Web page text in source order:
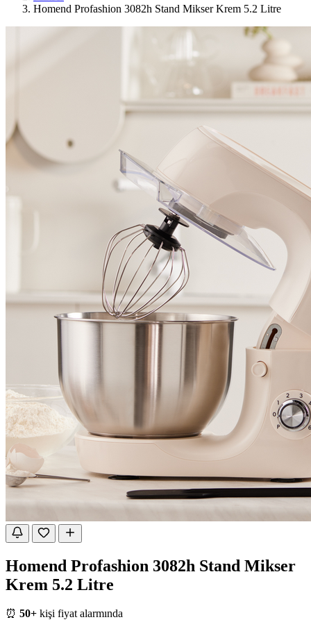
Homend Profashion 3082h Stand Mikser Krem 5.2 Litre
Homend Profashion 3082h Stand Mikser
Krem 5.2 Litre
⏰ 50+ kişi fiyat alarmında